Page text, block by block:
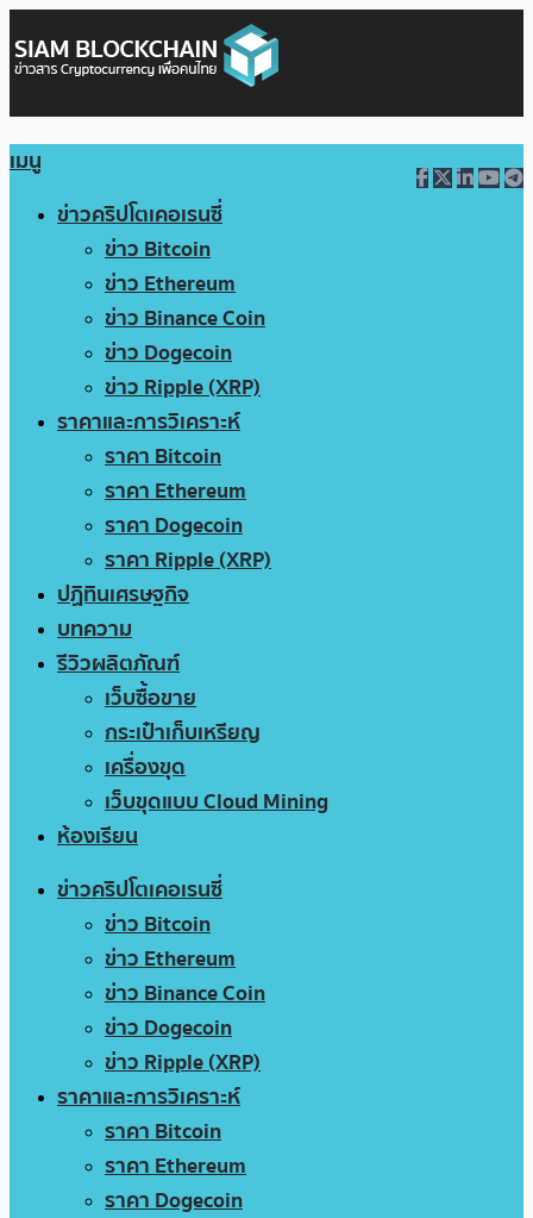
เมนู
ข่าวคริปโตเคอเรนซี่
ข่าว Bitcoin
ข่าว Ethereum
ข่าว Binance Coin
ข่าว Dogecoin
ข่าว Ripple (XRP)
ราคาและการวิเคราะห์
ราคา Bitcoin
ราคา Ethereum
ราคา Dogecoin
ราคา Ripple (XRP)
ปฏิทินเศรษฐกิจ
บทความ
รีวิวผลิตภัณฑ์
เว็บซื้อขาย
กระเป๋าเก็บเหรียญ
เครื่องขุด
เว็บขุดแบบ Cloud Mining
ห้องเรียน
ข่าวคริปโตเคอเรนซี่
ข่าว Bitcoin
ข่าว Ethereum
ข่าว Binance Coin
ข่าว Dogecoin
ข่าว Ripple (XRP)
ราคาและการวิเคราะห์
ราคา Bitcoin
ราคา Ethereum
ราคา Dogecoin